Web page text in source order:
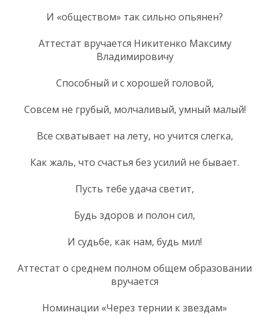
И «обществом» так сильно опьянен?
Аттестат вручается Никитенко Максиму
Владимировичу
Способный и с хорошей головой,
Совсем не грубый, молчаливый, умный малый!
Все схватывает на лету, но учится слегка,
Как жаль, что счастья без усилий не бывает.
Пусть тебе удача светит,
Будь здоров и полон сил,
И судьбе, как нам, будь мил!
Аттестат о среднем полном общем образовании
вручается
Номинации «Через тернии к звездам»